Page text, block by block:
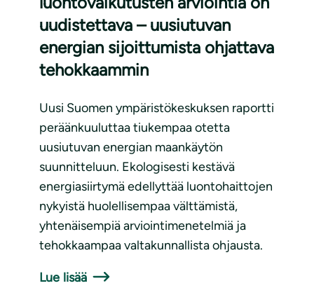
uudistettava – uusiutuvan
energian sijoittumista ohjattava
tehokkaammin
Uusi Suomen ympäristökeskuksen raportti
peräänkuuluttaa tiukempaa otetta
uusiutuvan energian maankäytön
suunnitteluun. Ekologisesti kestävä
energiasiirtymä edellyttää luontohaittojen
nykyistä huolellisempaa välttämistä,
yhtenäisempiä arviointimenetelmiä ja
tehokkaampaa valtakunnallista ohjausta.
Lue lisää